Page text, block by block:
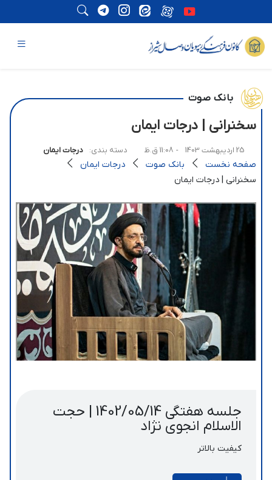
بانک صوت
سخنرانی | درجات ایمان
25 اردیبهشت 1403 - 11:08 ق.ظ دسته بندی: درجات ایمان
صفحه نخست بانک صوت
درجات ایمان
سخنرانی | درجات ایمان
جلسه هفتگی 1402/05/14 | حجت
الاسلام انجوی نژاد
کیفیت بالاتر